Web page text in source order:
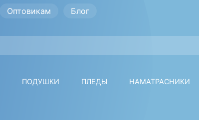
Оптовикам Блог
ПОДУШКИ ПЛЕДЫ НАМАТРАСНИКИ